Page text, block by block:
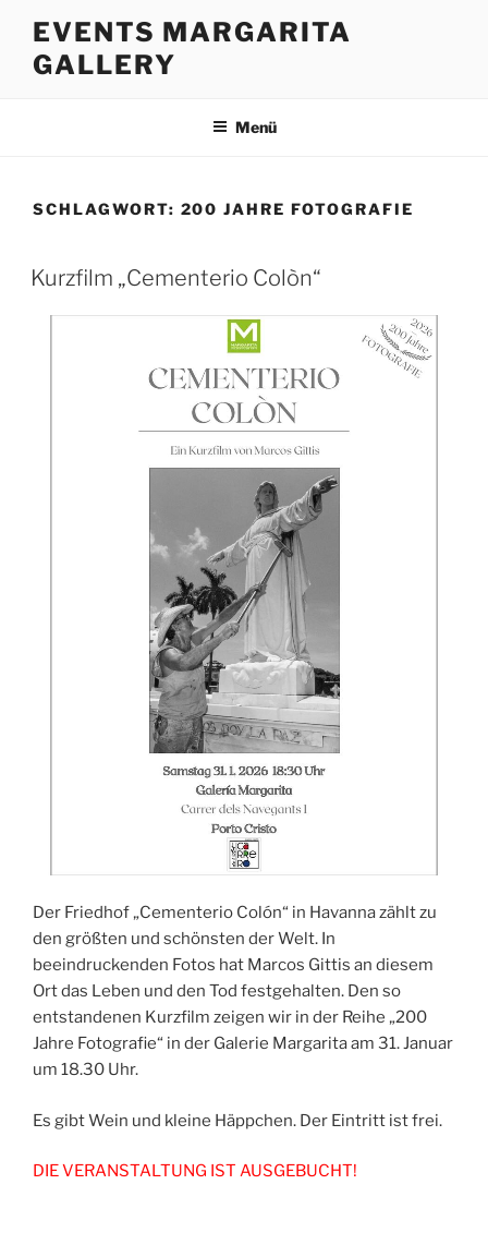
Inhalt
springen
EVENTS MARGARITA
GALLERY
Menü
SCHLAGWORT: 200 JAHRE FOTOGRAFIE
Kurzfilm „Cementerio Colòn“
Der Friedhof „Cementerio Colón“ in Havanna zählt zu
den größten und schönsten der Welt. In
beeindruckenden Fotos hat Marcos Gittis an diesem
Ort das Leben und den Tod festgehalten. Den so
entstandenen Kurzfilm zeigen wir in der Reihe „200
Jahre Fotografie“ in der Galerie Margarita am 31. Januar
um 18.30 Uhr.
Es gibt Wein und kleine Häppchen. Der Eintritt ist frei.
DIE VERANSTALTUNG IST AUSGEBUCHT!